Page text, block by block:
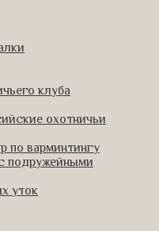
клуба
охотничьи
по варминтингу
подружейными
уток